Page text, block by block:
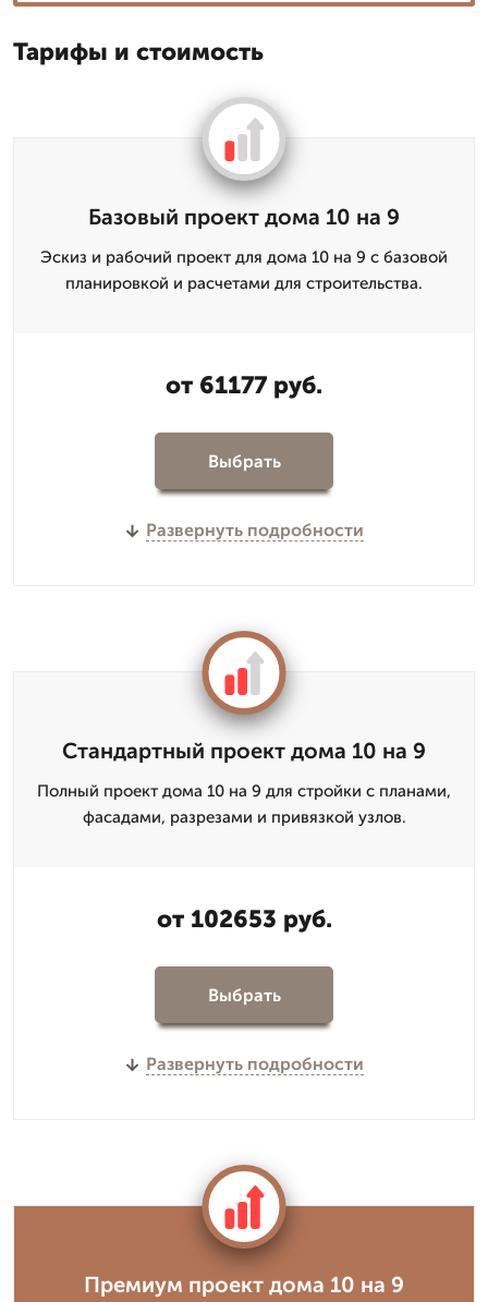
Тарифы и стоимость
Базовый проект дома 10 на 9
Эскиз и рабочий проект для дома 10 на 9 с базовой
планировкой и расчетами для строительства.
от 61177 руб.
Выбрать
Развернуть подробности
Стандартный проект дома 10 на 9
Полный проект дома 10 на 9 для стройки с планами,
фасадами, разрезами и привязкой узлов.
от 102653 руб.
Выбрать
Развернуть подробности
Премиум проект дома 10 на 9